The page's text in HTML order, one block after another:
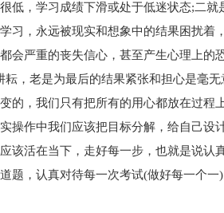
低，学习成绩下滑或处于低迷状态;二就
习，永远被现实和想象中的结果困扰着
会严重的丧失信心，甚至产生心理上的
耘，老是为最后的结果紧张和担心是毫
的，我们只有把所有的用心都放在过程
操作中我们应该把目标分解，给自己设
该活在当下，走好每一步，也就是说认
题，认真对待每一次考试(做好每一个